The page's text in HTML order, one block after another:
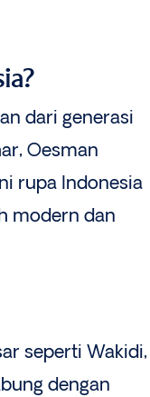
dari generasi
Oesman
rupa Indonesia
modern dan
seperti Wakidi,
dengan